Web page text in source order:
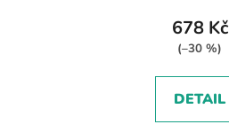
678 Kč
(–30 %)
DETAIL